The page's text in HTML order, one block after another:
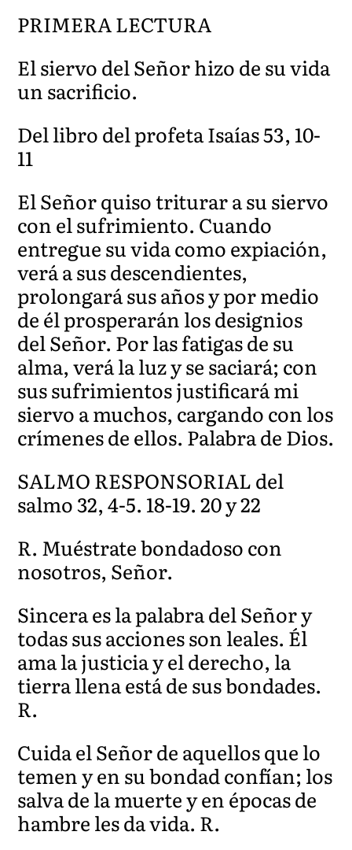
PRIMERA LECTURA
El siervo del Señor hizo de su vida
un sacrificio.
Del libro del profeta Isaías 53, 10-
11
El Señor quiso triturar a su siervo
con el sufrimiento. Cuando
entregue su vida como expiación,
verá a sus descendientes,
prolongará sus años y por medio
de él prosperarán los designios
del Señor. Por las fatigas de su
alma, verá la luz y se saciará; con
sus sufrimientos justificará mi
siervo a muchos, cargando con los
crímenes de ellos. Palabra de Dios.
SALMO RESPONSORIAL del
salmo 32, 4-5. 18-19. 20 y 22
R. Muéstrate bondadoso con
nosotros, Señor.
Sincera es la palabra del Señor y
todas sus acciones son leales. Él
ama la justicia y el derecho, la
tierra llena está de sus bondades.
R.
Cuida el Señor de aquellos que lo
temen y en su bondad confían; los
salva de la muerte y en épocas de
hambre les da vida. R.